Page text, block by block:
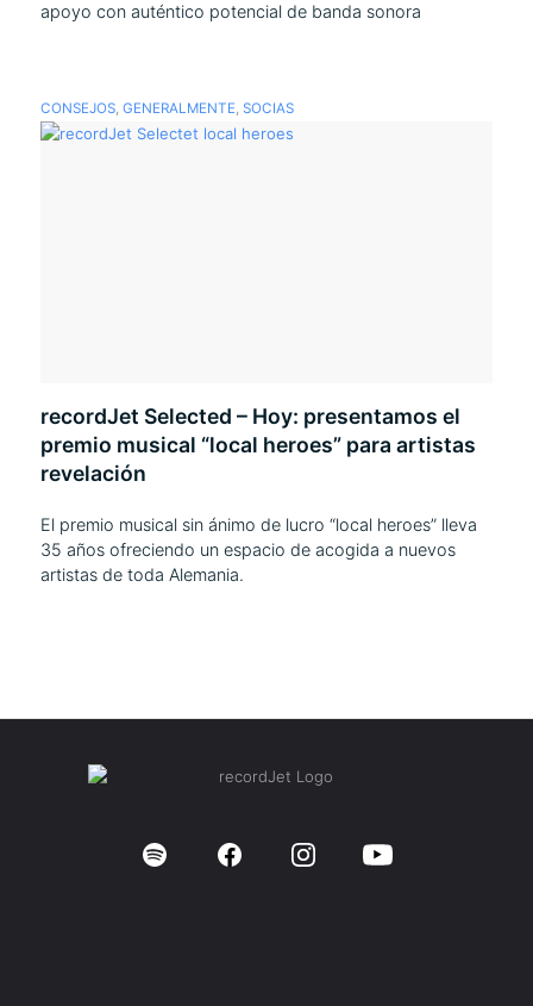
apoyo con auténtico potencial de banda sonora
CONSEJOS, GENERALMENTE, SOCIAS
recordJet Selected – Hoy: presentamos el
premio musical “local heroes” para artistas
revelación
El premio musical sin ánimo de lucro “local heroes” lleva
35 años ofreciendo un espacio de acogida a nuevos
artistas de toda Alemania.